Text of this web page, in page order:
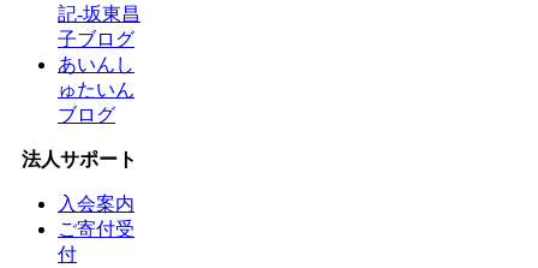
記-坂東昌
子ブログ
あいんし
ゅたいん
ブログ
法人サポート
入会案内
ご寄付受
付